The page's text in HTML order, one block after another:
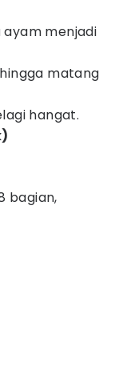
ayam menjadi
matang
hangat.
bagian,